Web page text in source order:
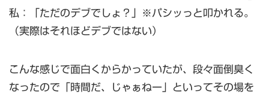
私：「ただのデブでしょ？」※パシッっと叩かれる。
（実際はそれほどデブではない）
こんな感じで面白くからかっていたが、段々面倒臭く
なったので「時間だ、じゃぁねー」といってその場を